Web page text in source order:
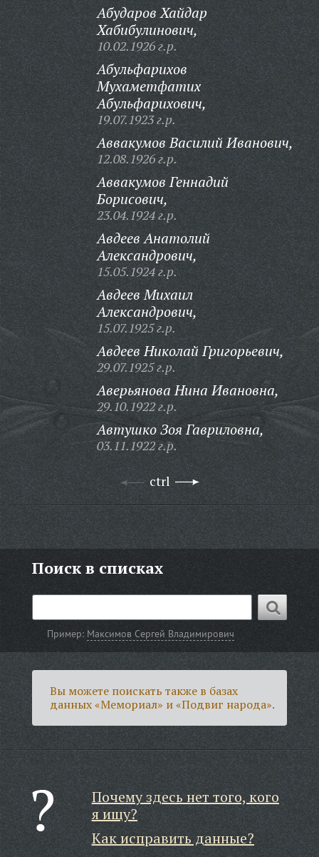
Абударов Хайдар
Хабибулинович,
10.02.1926 г.р.
Абульфарихов
Мухаметфатих
Абульфарихович,
19.07.1923 г.р.
Аввакумов Василий Иванович,
12.08.1926 г.р.
Аввакумов Геннадий
Борисович,
23.04.1924 г.р.
Авдеев Анатолий
Александрович,
15.05.1924 г.р.
Авдеев Михаил
Александрович,
15.07.1925 г.р.
Авдеев Николай Григорьевич,
29.07.1925 г.р.
Аверьянова Нина Ивановна,
29.10.1922 г.р.
Автушко Зоя Гавриловна,
03.11.1922 г.р.
ctrl
Поиск в списках
Пример: Максимов Сергей Владимирович
Вы можете поискать также в базах
данных «Мемориал» и «Подвиг народа».
Почему здесь нет того, кого
я ищу?
Как исправить данные?